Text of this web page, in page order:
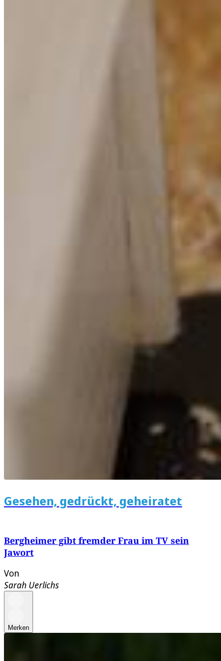
Gesehen, gedrückt, geheiratet
Bergheimer gibt fremder Frau im TV sein
Jawort
Von
Sarah Uerlichs
Merken